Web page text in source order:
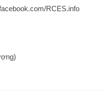
RCES.info
)